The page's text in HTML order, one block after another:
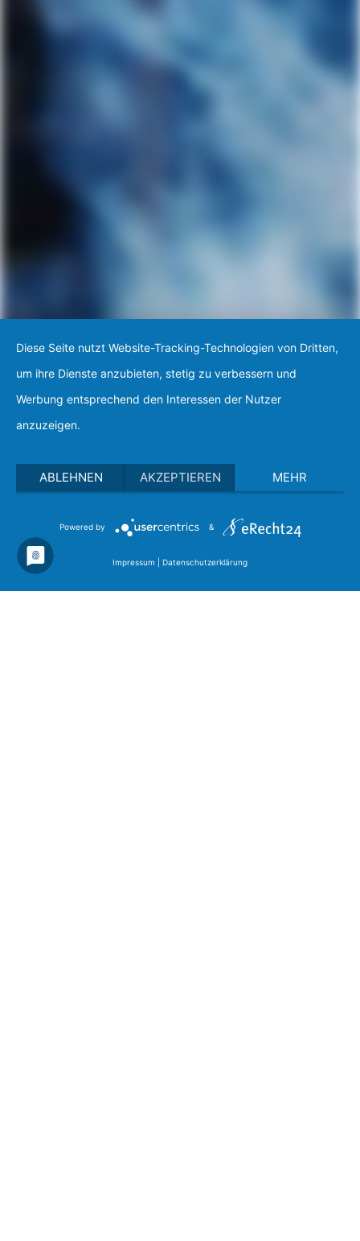
Diese Seite nutzt Website-Tracking-Technologien von Dritten,
um ihre Dienste anzubieten, stetig zu verbessern und
Werbung entsprechend den Interessen der Nutzer
anzuzeigen.
ABLEHNEN AKZEPTIEREN MEHR
Powered by &
Impressum Datenschutzerklärung